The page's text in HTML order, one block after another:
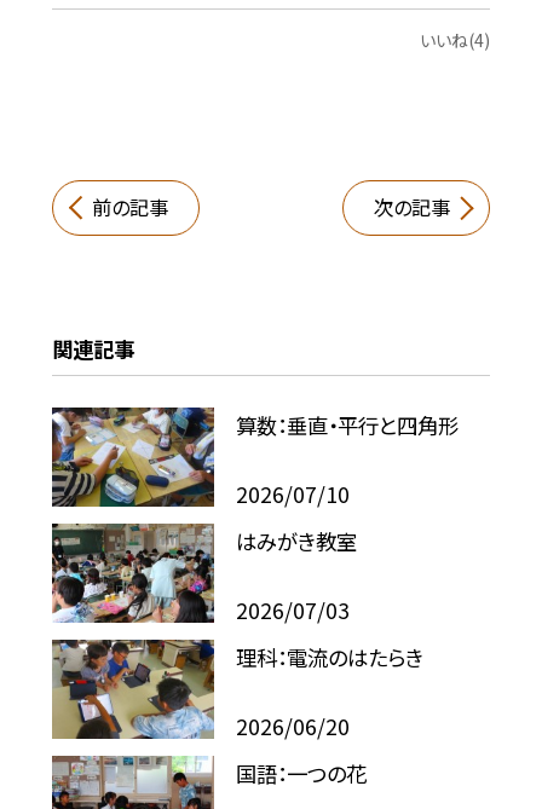
いいね(4)
前の記事 次の記事
関連記事
算数：垂直・平行と四角形
2026/07/10
はみがき教室
2026/07/03
理科：電流のはたらき
2026/06/20
国語：一つの花